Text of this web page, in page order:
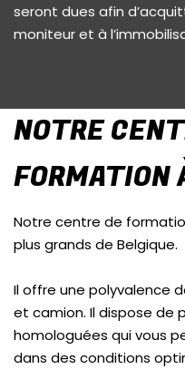
seront dues afin
moniteur et à
NOTRE
FORMATION
Notre centre de
plus grands de Belgique.
Il offre une polyvalence
et camion. Il dispose de
homologuées qui vous
dans des conditions